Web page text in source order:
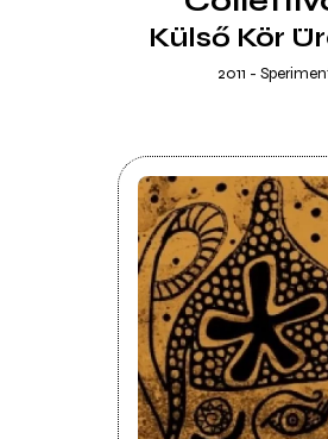
Külső Kör
2011 -